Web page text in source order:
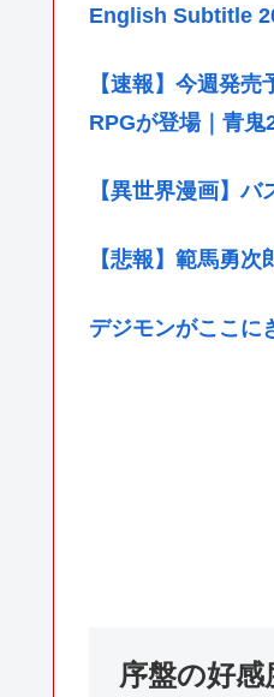
English Subtitle
【速報】今週発
RPGが登場｜青鬼
【異世界漫画】
【悲報】範馬勇
デジモンがここに
序盤の好